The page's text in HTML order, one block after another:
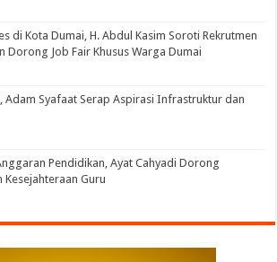
di Kota Dumai, H. Abdul Kasim Soroti Rekrutmen
Dorong Job Fair Khusus Warga Dumai
Adam Syafaat Serap Aspirasi Infrastruktur dan
Pendidikan, Ayat Cahyadi Dorong
Kesejahteraan Guru